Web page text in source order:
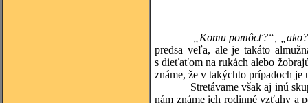
„Komu pomôcť?“,
predsa veľa, ale je takáto
s dieťaťom na rukách alebo
známe, že v takýchto prípadoch
Stretávame však aj inú
nám známe ich rodinné vzťahy a